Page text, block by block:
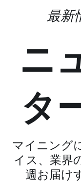
最新
ニ
タ
マイニング
イス、業界
週お届け